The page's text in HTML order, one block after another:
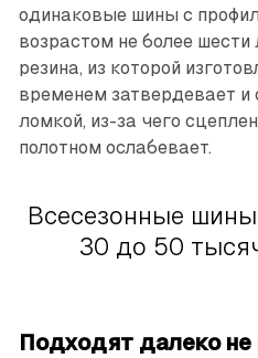
одинаковые шины с
возрастом не более шести
резина, из которой
временем затвердевает и
ломкой, из-за чего
полотном ослабевает.
Всесезонные
30 до 50
Подходят далеко не